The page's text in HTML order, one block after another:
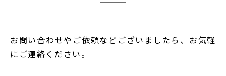
お問い合わせやご依頼などございましたら、お気軽
にご連絡ください。